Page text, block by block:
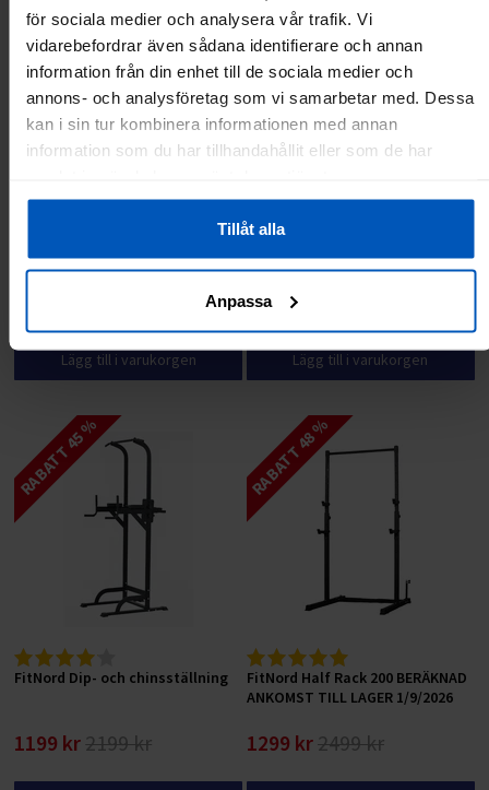
för sociala medier och analysera vår trafik. Vi
vidarebefordrar även sådana identifierare och annan
information från din enhet till de sociala medier och
annons- och analysföretag som vi samarbetar med. Dessa
kan i sin tur kombinera informationen med annan
information som du har tillhandahållit eller som de har
Tillåt alla
Anpassa
Lägg till i varukorgen
FitNord Justebar Snedbänk 200
BERÄKNAD ANKOMST TILL LAGER
1/9/2026
1399 kr
Lägg till i varukorgen
RABATT 45 %
FitNord Dip- och chinsställning
1199 kr 2199 kr
RABATT 48 %
FitNord Half Rack 200 BERÄKNAD
ANKOMST TILL LAGER 1/9/2026
1299 kr2499 kr